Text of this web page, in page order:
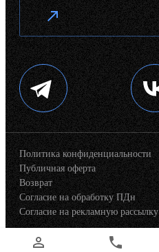
Политика конфиденциальности
Публичная оферта
Возврат
Согласие на обработку ПДн
Согласие на рекламную рассылку